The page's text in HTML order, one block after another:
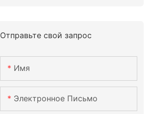
Отправьте свой запрос
Имя
Электронное Письмо